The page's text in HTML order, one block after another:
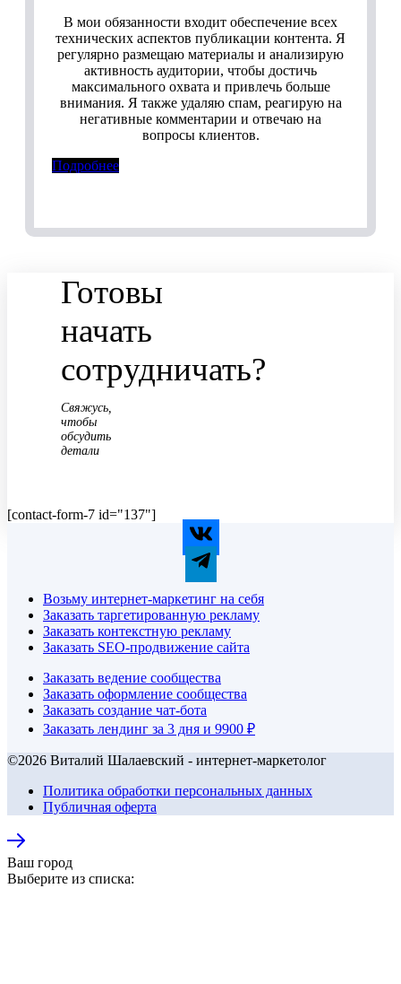
В мои обязанности входит обеспечение всех
технических аспектов публикации контента. Я
регулярно размещаю материалы и анализирую
активность аудитории, чтобы достичь
максимального охвата и привлечь больше
внимания. Я также удаляю спам, реагирую на
негативные комментарии и отвечаю на
вопросы клиентов.
Подробнее
Готовы
начать
сотрудничать?
Свяжусь,
чтобы
обсудить
детали
[contact-form-7 id="137"]
Возьму интернет-маркетинг на себя
Заказать таргетированную рекламу
Заказать контекстную рекламу
Заказать SEO-продвижение сайта
Заказать ведение сообщества
Заказать оформление сообщества
Заказать создание чат-бота
Заказать лендинг за 3 дня и 9900 ₽
©2026 Виталий Шалаевский - интернет-маркетолог
Политика обработки персональных данных
Публичная оферта
Ваш город
Выберите из списка: